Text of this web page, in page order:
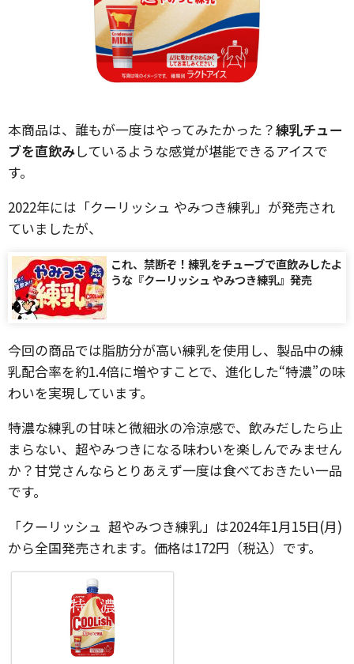
本商品は、誰もが一度はやってみたかった？練乳チュー
ブを直飲みしているような感覚が堪能できるアイスで
す。
2022年には「クーリッシュ やみつき練乳」が発売され
ていましたが、
これ、禁断ぞ！練乳をチューブで直飲みしたよ
うな『クーリッシュ やみつき練乳』発売
今回の商品では脂肪分が高い練乳を使用し、製品中の練
乳配合率を約1.4倍に増やすことで、進化した“特濃”の味
わいを実現しています。
特濃な練乳の甘味と微細氷の冷涼感で、飲みだしたら止
まらない、超やみつきになる味わいを楽しんでみません
か？甘党さんならとりあえず一度は食べておきたい一品
です。
「クーリッシュ 超やみつき練乳」は2024年1月15日(月)
から全国発売されます。価格は172円（税込）です。